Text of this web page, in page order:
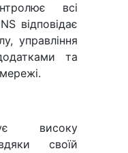
всі
відповідає
управління
та
високу
своїй